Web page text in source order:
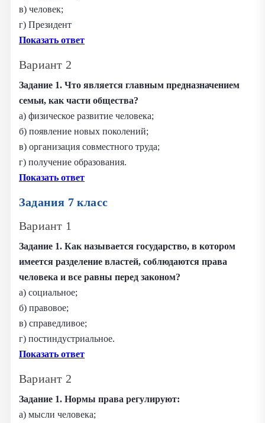
в) человек;
г) Президент
Показать ответ
Вариант 2
Задание 1. Что является главным предназначением
семьи, как части общества?
а) физическое развитие человека;
б) появление новых поколений;
в) организация совместного труда;
г) получение образования.
Показать ответ
Задания 7 класс
Вариант 1
Задание 1. Как называется государство, в котором
имеется разделение властей, соблюдаются права
человека и все равны перед законом?
а) социальное;
б) правовое;
в) справедливое;
г) постиндустриальное.
Показать ответ
Вариант 2
Задание 1. Нормы права регулируют:
а) мысли человека;